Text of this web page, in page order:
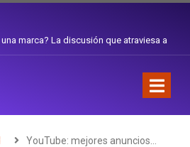
el sombrero en Corporación
YouTube: mejores anuncios…